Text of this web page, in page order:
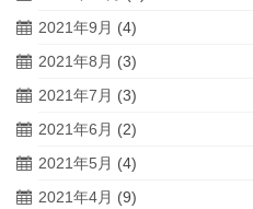
2021年9月 (4)
2021年8月 (3)
2021年7月 (3)
2021年6月 (2)
2021年5月 (4)
2021年4月 (9)